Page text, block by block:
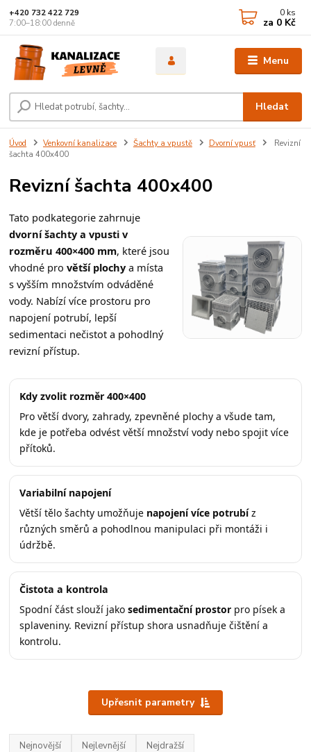
Menu
Hledat
+420 732 422 729
7:00–18:00 denně
0 ks
za 0 Kč
Úvod Venkovní kanalizace Šachty a vpustě Dvorní vpusť
Revizní
šachta 400x400
Revizní šachta 400x400
Tato podkategorie zahrnuje
dvorní šachty a vpusti v
rozměru 400×400 mm, které jsou
vhodné provětší plochya místa
s vyšším množstvím odváděné
vody. Nabízí více prostoru pro
napojení potrubí, lepší
sedimentaci nečistot a pohodlný
revizní přístup.
Kdy zvolit rozměr 400×400
Pro větší dvory, zahrady, zpevněné plochy a všude tam,
kde je potřeba odvést větší množství vody nebo spojit více
přítoků.
Variabilní napojení
Větší tělo šachty umožňuje napojení více potrubíz
různých směrů a pohodlnou manipulaci při montáži i
údržbě.
Čistota a kontrola
Spodní část slouží jakosedimentační prostor pro písek a
splaveniny. Revizní přístup shora usnadňuje čištění a
kontrolu.
Upřesnit parametry
Nejnovější Nejlevnější Nejdražší